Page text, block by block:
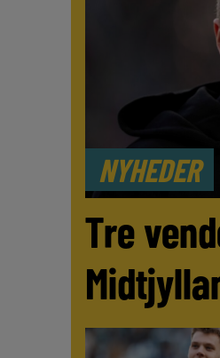
NYHEDER
Tre